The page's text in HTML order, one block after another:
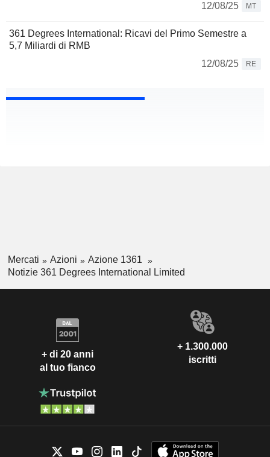
12/08/25
MT
361 Degrees International: Ricavi del Primo Semestre a
5,7 Miliardi di RMB
12/08/25
RE
Mercati Azioni
Azione 1361
Notizie 361 Degrees International Limited
+ di 20 anni
al tuo fianco
+ 1.300.000
iscritti